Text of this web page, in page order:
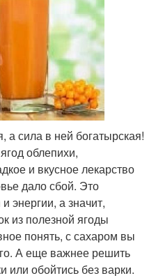
а сила в ней богатырская!
облепихи,
и вкусное лекарство
дало сбой. Это
энергии, а значит,
из полезной ягоды
понять, с сахаром вы
А еще важнее решить
или обойтись без варки.